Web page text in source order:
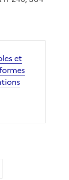
et
par email